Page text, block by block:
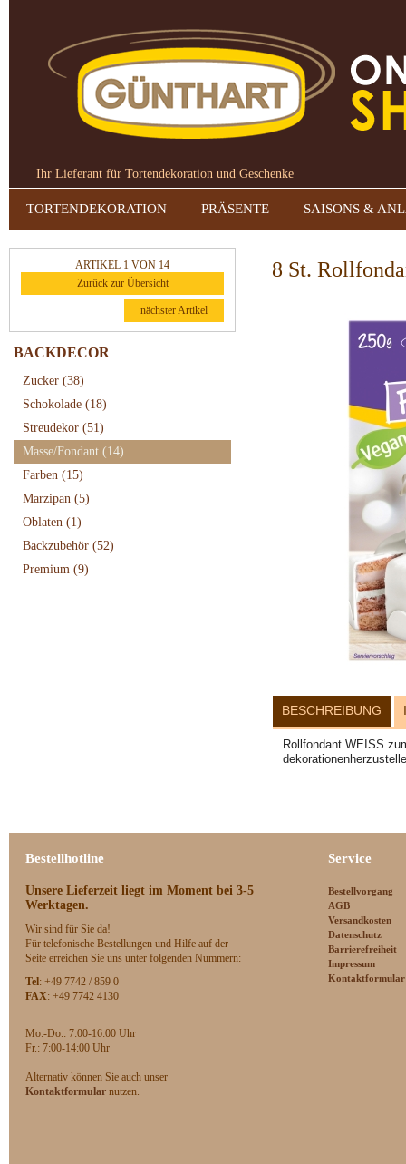
Ihr Lieferant für Tortendekoration und Geschenke
TORTENDEKORATION PRÄSENTE SAISONS &
ARTIKEL 1 VON 14
Zurück zur Übersicht
nächster Artikel
BACKDECOR
Zucker (38)
Schokolade (18)
Streudekor (51)
Masse/Fondant (14)
Farben (15)
Marzipan (5)
Oblaten (1)
Backzubehör (52)
Premium (9)
8 St.
BESCHREIBUNG
Rollfondant WEISS
Bestellhotline
Unsere Lieferzeit liegt im Moment bei 3-5
Werktagen.
Wir sind für Sie da!
Für telefonische Bestellungen und Hilfe auf der
Seite erreichen Sie uns unter folgenden Nummern:
Tel: +49 7742 / 859 0
FAX: +49 7742 4130
Mo.-Do.: 7:00-16:00 Uhr
Fr.: 7:00-14:00 Uhr
Alternativ können Sie auch unser
Kontaktformular nutzen.
Service
Bestellvorgang
AGB
Versandkosten
Datenschutz
Barrierefreiheit
Impressum
Kontaktformular